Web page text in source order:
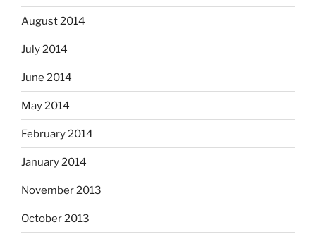
August 2014
July 2014
June 2014
May 2014
February 2014
January 2014
November 2013
October 2013